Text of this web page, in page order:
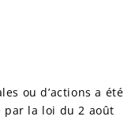
ou d’actions a été
par la loi du 2 août